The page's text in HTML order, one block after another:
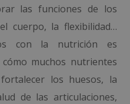
las funciones de los
cuerpo, la flexibilidad…
con la nutrición es
muchos nutrientes
los huesos, la
de las articulaciones,